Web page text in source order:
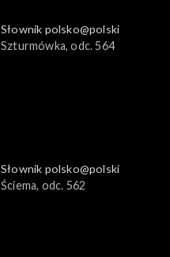
Słownik polsko@polski
Szturmówka, odc. 564
Słownik polsko@polski
Ściema, odc. 562